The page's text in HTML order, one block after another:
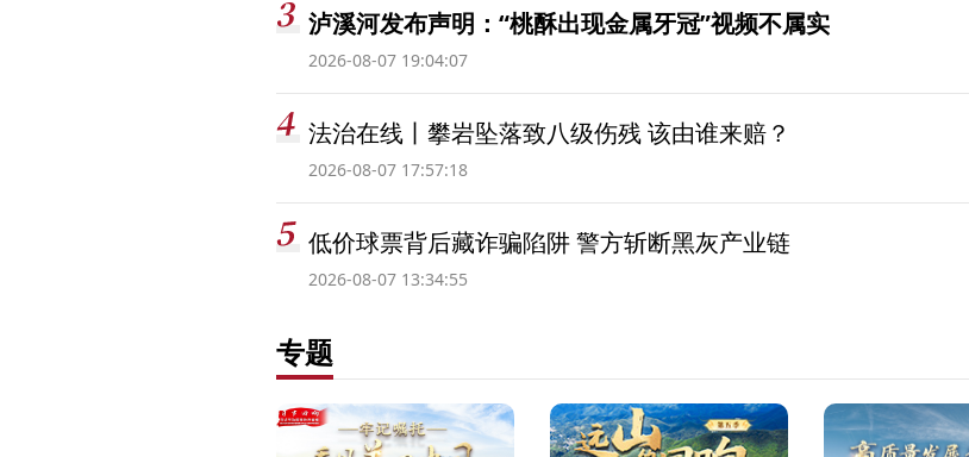
泸溪河发布声明：“桃酥出现金属牙冠”视频不属实
2026-08-07 19:04:07
法治在线丨攀岩坠落致八级伤残 该由谁来赔？
2026-08-07 17:57:18
低价球票背后藏诈骗陷阱 警方斩断黑灰产业链
2026-08-07 13:34:55
专题